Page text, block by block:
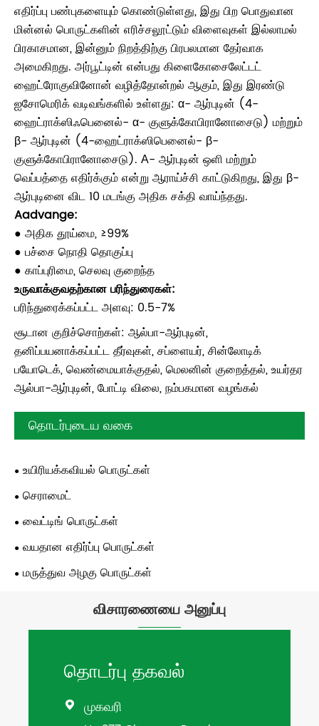
எதிர்ப்பு பண்புகளையும் கொண்டுள்ளது, இது பிற பொதுவான
மின்னல் பொருட்களின் எரிச்சலூட்டும் விளைவுகள் இல்லாமல்
பிரகாசமான, இன்னும் நிறத்திற்கு பிரபலமான தேர்வாக
அமைகிறது. அர்பூட்டின் என்பது கிளைகோசைலேட்டட்
ஹைட்ரோகுவினோன் வழித்தோன்றல் ஆகும், இது இரண்டு
ஐசோமெரிக் வடிவங்களில் உள்ளது: α- ஆர்புடின் (4-
ஹைட்ராக்ஸிஃபெனைல்- α- குளுக்கோபிரானோசைடு) மற்றும்
β- ஆர்புடின் (4-ஹைட்ராக்ஸிபெனைல்- β-
குளுக்கோபிரானோசைடு). Α- ஆர்புடின் ஒளி மற்றும்
வெப்பத்தை எதிர்க்கும் என்று ஆராய்ச்சி காட்டுகிறது, இது β-
ஆர்புடினை விட 10 மடங்கு அதிக சக்தி வாய்ந்தது.
Aadvange:
● அதிக தூய்மை, ≥99%
● பச்சை நொதி தொகுப்பு
● காப்புரிமை, செலவு குறைந்த
உருவாக்குவதற்கான பரிந்துரைகள்:
பரிந்துரைக்கப்பட்ட அளவு: 0.5-7%
சூடான குறிச்சொற்கள்: ஆல்பா-ஆர்புடின்,
தனிப்பயனாக்கப்பட்ட தீர்வுகள், சப்ளையர், சின்லோடிக்
பயோடெக், வெண்மையாக்குதல், மெலனின் குறைத்தல், உயர்தர
ஆல்பா-ஆர்புடின், போட்டி விலை, நம்பகமான வழங்கல்
தொடர்புடைய வகை
உயிரியக்கவியல் பொருட்கள்
செராமைட்
வைட்டிங் பொருட்கள்
வயதான எதிர்ப்பு பொருட்கள்
மருத்துவ அழகு பொருட்கள்
விசாரணையை அனுப்பு
தொடர்பு தகவல்
 முகவரி